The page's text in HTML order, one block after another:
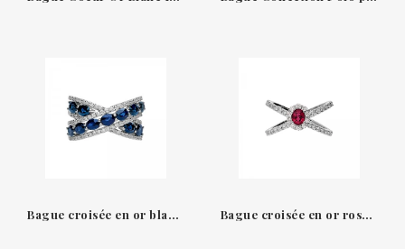
Bague croisée en or blanc 18 carats & Saphirs Bleus Diamants Leopizzo Bague croisée en or rose 18 K avec diamants et améthyste Helena Leo Pizzo